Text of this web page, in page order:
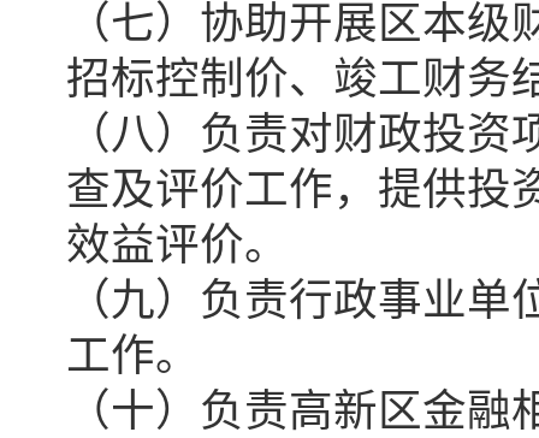
（七）协助开展区本
招标控制价、竣工财务
（八）负责对财政投
查及评价工作，提供投
效益评价。
（九）负责行政事业
工作。
（十）负责高新区金